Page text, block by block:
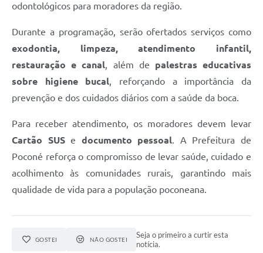
odontológicos para moradores da região.
Durante a programação, serão ofertados serviços como
exodontia, limpeza, atendimento infantil,
restauração e canal, além de palestras educativas
sobre higiene bucal, reforçando a importância da
prevenção e dos cuidados diários com a saúde da boca.
Para receber atendimento, os moradores devem levar
Cartão SUSe documento pessoal. A Prefeitura de
Poconé reforça o compromisso de levar saúde, cuidado e
acolhimento às comunidades rurais, garantindo mais
qualidade de vida para a população poconeana.
GOSTEI NÃO GOSTEI
Seja o primeiro a curtir esta
notícia.